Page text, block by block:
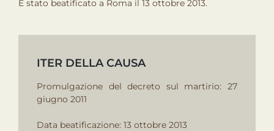
È stato beatificato a Roma il 13 ottobre 2013.
ITER DELLA CAUSA
Promulgazione del decreto sul martirio: 27
giugno 2011
Data beatificazione: 13 ottobre 2013